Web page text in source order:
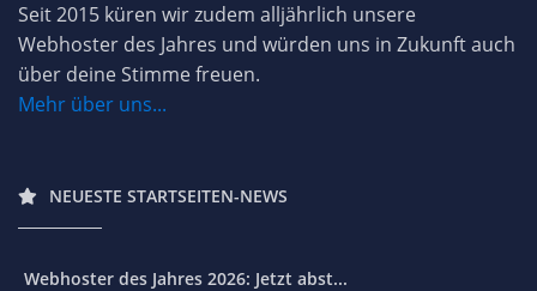
Seit 2015 küren wir zudem alljährlich unsere
Webhoster des Jahres und würden uns in Zukunft auch
über deine Stimme freuen.
Mehr über uns...
NEUESTE STARTSEITEN-NEWS
Webhoster des Jahres 2026: Jetzt abst...